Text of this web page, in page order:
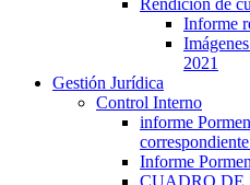
Rendición de
Informe
2021
Gestión Jurídica
Control Interno
informe
Informe
CUADRO DE